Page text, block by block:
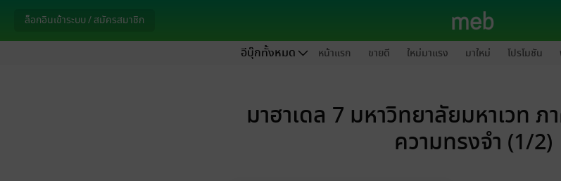
ล็อกอินเข้าระบบ / สมัครสมาชิก
อีบุ๊กทั้งหมด หน้าแรก ขายดี ใหม่มาแรง มาใหม่ โปรโมชัน
มาฮาเดล 7 มหาวิทยาลัยมหาเวท ภ
ความทรงจำ (1/2)